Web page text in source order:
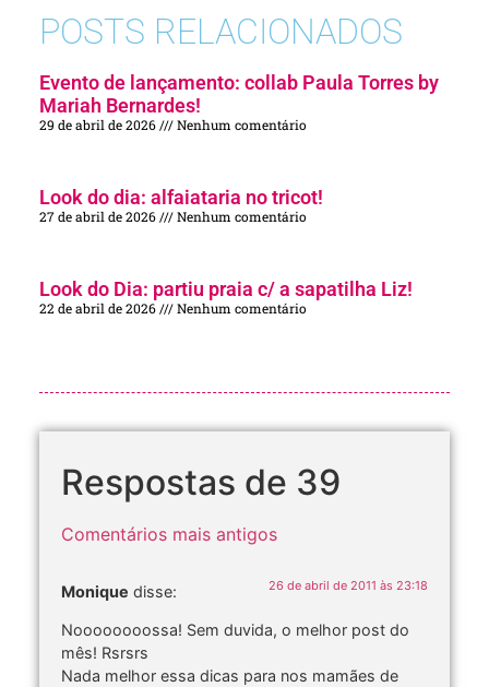
POSTS RELACIONADOS
Evento de lançamento: collab Paula Torres by
Mariah Bernardes!
29 de abril de 2026 Nenhum comentário
Look do dia: alfaiataria no tricot!
27 de abril de 2026 Nenhum comentário
Look do Dia: partiu praia c/ a sapatilha Liz!
22 de abril de 2026 Nenhum comentário
Respostas de 39
Comentários mais antigos
Monique disse: 26 de abril de 2011 às 23:18
Noooooooossa! Sem duvida, o melhor post do
mês! Rsrsrs
Nada melhor essa dicas para nos mamães de